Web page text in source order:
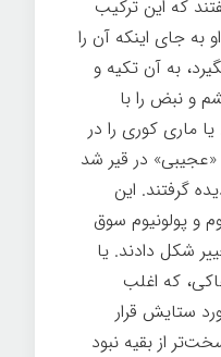
که این ترکیب
به جای اینکه آن را
به آن تکیه و
و نبض را با
ماری کوری را در
در قیر شد
گرفتند. این
و پولونیوم سوق
شکل دادند. یا
که اغلب
ستایش قرار
از بقیه نبود